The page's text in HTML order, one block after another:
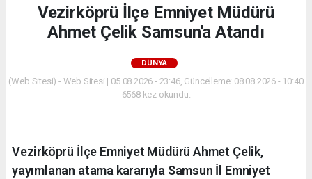
Vezirköprü İlçe Emniyet Müdürü
Ahmet Çelik Samsun'a Atandı
DÜNYA
(Web Sitesi) - Web Sitesi | 05.08.2026 - 23:46, Güncelleme: 08.08.2026 - 10:40
6568 kez okundu.
Vezirköprü İlçe Emniyet Müdürü Ahmet Çelik,
yayımlanan atama kararıyla Samsun İl Emniyet